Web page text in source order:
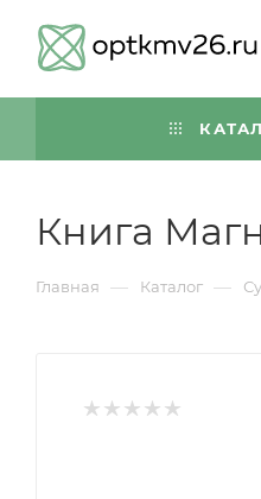
Книга
Главная — Каталог —